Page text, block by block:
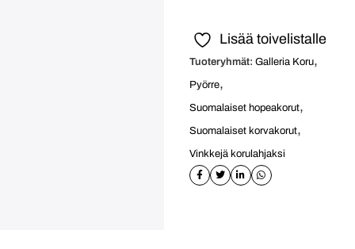
Lisää toivelistalle
Tuoteryhmät: Galleria Koru,
Pyörre,
Suomalaiset hopeakorut,
Suomalaiset korvakorut,
Vinkkejä korulahjaksi